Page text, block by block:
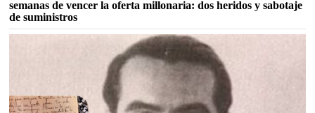
semanas de vencer la oferta millonaria: dos heridos y sabotaje
de suministros